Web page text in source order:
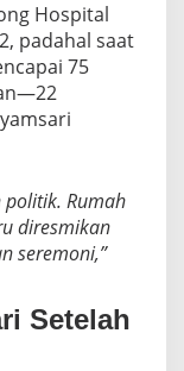
Hospital
padahal saat
75
politik. Rumah
diresmikan
seremoni,”
Setelah